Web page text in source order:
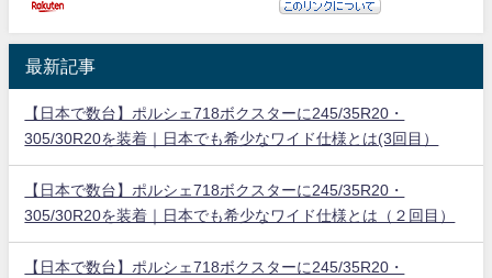
最新記事
【日本で数台】ポルシェ718ボクスターに245/35R20・
305/30R20を装着｜日本でも希少なワイド仕様とは(3回目）
【日本で数台】ポルシェ718ボクスターに245/35R20・
305/30R20を装着｜日本でも希少なワイド仕様とは（２回目）
【日本で数台】ポルシェ718ボクスターに245/35R20・